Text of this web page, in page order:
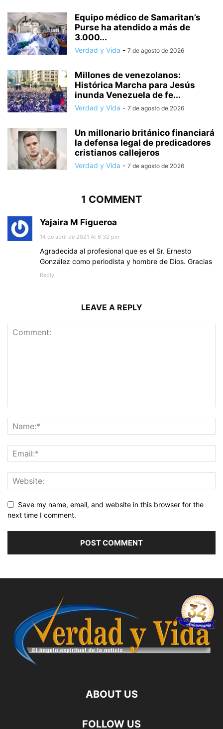
Equipo médico de Samaritan’s
Purse ha atendido a más de
3.000...
Verdad y Vida - 7 de agosto de 2026
Millones de venezolanos:
Histórica Marcha para Jesús
inunda Venezuela de fe...
Verdad y Vida - 7 de agosto de 2026
Un millonario británico financiará
la defensa legal de predicadores
cristianos callejeros
Verdad y Vida - 7 de agosto de 2026
1 COMMENT
Yajaira M Figueroa
14 de abril de 2021 At 6:32 pm
Agradecida al profesional que es el Sr. Ernesto
González como periodista y hombre de Dios. Gracias
Reply
LEAVE A REPLY
Save my name, email, and website in this browser for the
next time I comment.
ABOUT US
FOLLOW US